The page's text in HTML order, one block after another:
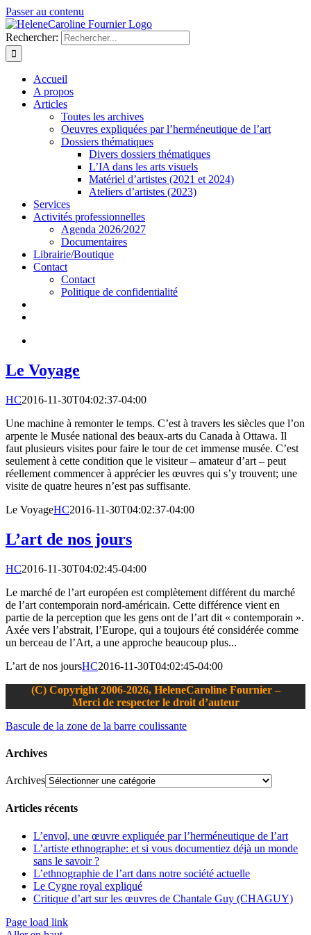
Passer au contenu
Rechercher:
Accueil
A propos
Articles
Toutes les archives
Oeuvres expliquées par l’herméneutique de l’art
Dossiers thématiques
Divers dossiers thématiques
L’IA dans les arts visuels
Matériel d’artistes (2021 et 2024)
Ateliers d’artistes (2023)
Services
Activités professionnelles
Agenda 2026/2027
Documentaires
Librairie/Boutique
Contact
Contact
Politique de confidentialité
Le Voyage
HC2016-11-30T04:02:37-04:00
Une machine à remonter le temps. C’est à travers les siècles que l’on
arpente le Musée national des beaux-arts du Canada à Ottawa. Il
faut plusieurs visites pour faire le tour de cet immense musée. C’est
seulement à cette condition que le visiteur – amateur d’art – peut
réellement commencer à apprécier les œuvres qui s’y trouvent; une
visite de quatre heures n’est pas suffisante.
Le VoyageHC2016-11-30T04:02:37-04:00
L’art de nos jours
HC2016-11-30T04:02:45-04:00
Le marché de l’art européen est complètement différent du marché
de l’art contemporain nord-américain. Cette différence vient en
partie de la perception que les gens ont de l’art dit « contemporain ».
Axée vers l’abstrait, l’Europe, qui a toujours été considérée comme
un berceau de l’Art, a une approche beaucoup plus...
L’art de nos joursHC2016-11-30T04:02:45-04:00
(C) Copyright 2006-2026, HeleneCaroline Fournier –
Merci de respecter le droit d’auteur
Bascule de la zone de la barre coulissante
Archives
Archives
Articles récents
L’envol, une œuvre expliquée par l’herméneutique de l’art
L’artiste ethnographe: et si vous documentiez déjà un monde
sans le savoir ?
L’ethnographie de l’art dans notre société actuelle
Le Cygne royal expliqué
Critique d’art sur les œuvres de Chantale Guy (CHAGUY)
Page load link